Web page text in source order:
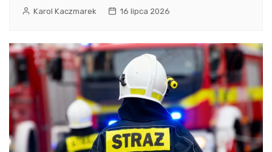
Karol Kaczmarek 16 lipca 2026